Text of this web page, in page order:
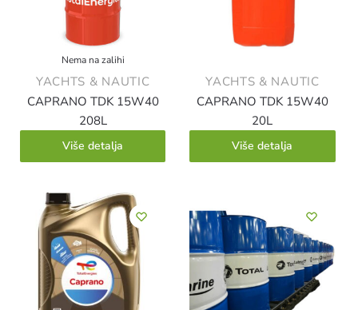
Nema na zalihi
YACHTS & NAUTIC
CAPRANO TDK 15W40
208L
Više detalja
YACHTS & NAUTIC
CAPRANO TDK 15W40
20L
Više detalja